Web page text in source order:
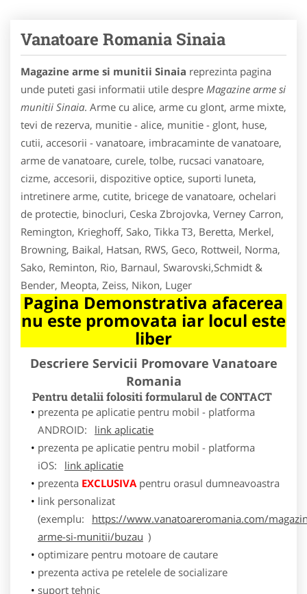
Vanatoare Romania Sinaia
Magazine arme si munitii Sinaia reprezinta pagina
unde puteti gasi informatii utile despre Magazine arme si
munitii Sinaia. Arme cu alice, arme cu glont, arme mixte,
tevi de rezerva, munitie - alice, munitie - glont, huse,
cutii, accesorii - vanatoare, imbracaminte de vanatoare,
arme de vanatoare, curele, tolbe, rucsaci vanatoare,
cizme, accesorii, dispozitive optice, suporti luneta,
intretinere arme, cutite, bricege de vanatoare, ochelari
de protectie, binocluri, Ceska Zbrojovka, Verney Carron,
Remington, Krieghoff, Sako, Tikka T3, Beretta, Merkel,
Browning, Baikal, Hatsan, RWS, Geco, Rottweil, Norma,
Sako, Reminton, Rio, Barnaul, Swarovski,Schmidt &
Bender, Meopta, Zeiss, Nikon, Luger
Pagina Demonstrativa afacerea
nu este promovata iar locul este
liber
Descriere Servicii Promovare Vanatoare
Romania
Pentru detalii folositi formularul de CONTACT
prezenta pe aplicatie pentru mobil - platforma
ANDROID:
link aplicatie
prezenta pe aplicatie pentru mobil - platforma
iOS:
link aplicatie
prezenta EXCLUSIVApentru orasul dumneavoastra
link personalizat
(exemplu:
https://www.vanatoareromania.com/
arme-si-munitii/buzau )
optimizare pentru motoare de cautare
prezenta activa pe retelele de socializare
suport tehnic